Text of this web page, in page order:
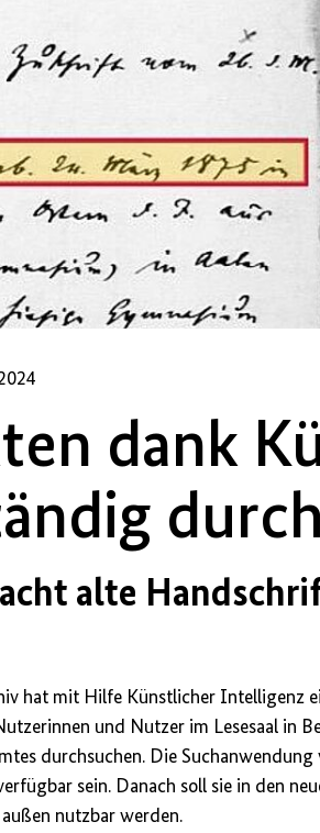
dank
alte
hat mit Hilfe Künstlicher Intelligenz
und Nutzer im Lesesaal in
durchsuchen. Die
sein. Danach soll sie in den
nutzbar werden.